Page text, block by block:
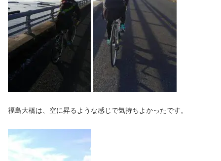
福島大橋は、空に昇るような感じで気持ちよかったです。